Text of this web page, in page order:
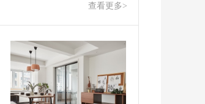
查看更多>